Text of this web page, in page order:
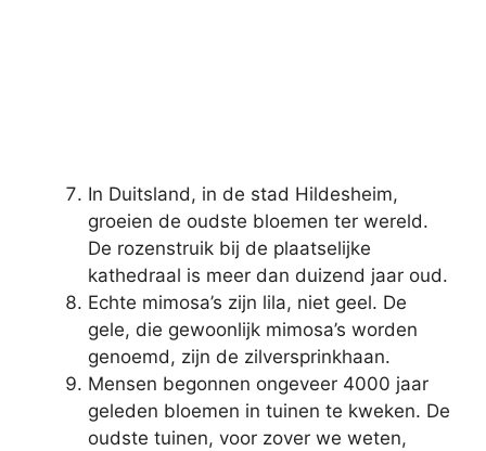
In Duitsland, in de stad Hildesheim,
groeien de oudste bloemen ter wereld.
De rozenstruik bij de plaatselijke
kathedraal is meer dan duizend jaar oud.
Echte mimosa’s zijn lila, niet geel. De
gele, die gewoonlijk mimosa’s worden
genoemd, zijn de zilversprinkhaan.
Mensen begonnen ongeveer 4000 jaar
geleden bloemen in tuinen te kweken. De
oudste tuinen, voor zover we weten,